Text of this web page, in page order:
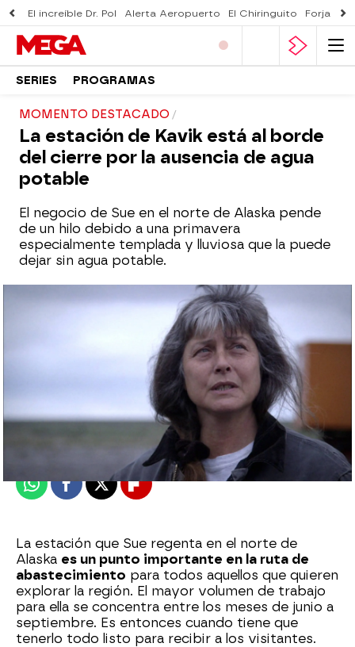
El increíble Dr. Pol Alerta Aeropuerto El Chiringuito Forjado
SERIES PROGRAMAS
MOMENTO DESTACADO
La estación de Kavik está al borde
del cierre por la ausencia de agua
potable
El negocio de Sue en el norte de Alaska pende
de un hilo debido a una primavera
especialmente templada y lluviosa que la puede
dejar sin agua potable.
Publicado: 29 de marzo de 2024, 18:32
WhatsappFacebook
X Flipboard
La estación que Sue regenta en el norte de
Alaska es un punto importante en la ruta de
abastecimiento para todos aquellos que quieren
explorar la región. El mayor volumen de trabajo
para ella se concentra entre los meses de junio a
septiembre. Es entonces cuando tiene que
tenerlo todo listo para recibir a los visitantes.